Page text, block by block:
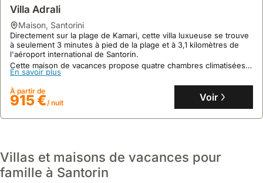
Villa Adrali
maison, Santorini
Directement sur la plage de Kamari, cette villa luxueuse se trouve
à seulement 3 minutes à pied de la plage et à 3,1 kilomètres de
l'aéroport international de Santorin.
Cette maison de vacances propose quatre chambres climatisées,
quatre salles de bain, une piscine à débordement et une
connexion Wi-Fi gratuite, offrant une expérience de séjour
exceptionnelle.
En savoir plus
À partir de
915 €/ nuit Voir
Villas et maisons de vacances pour
famille à Santorin